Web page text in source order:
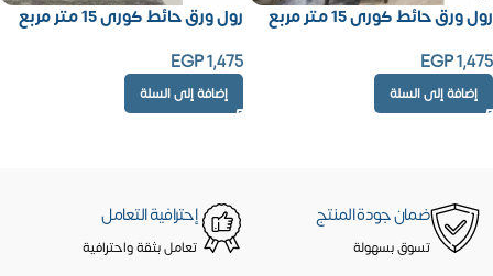
رول ورق حائط كورى 15 متر مربع
EGP1,475
إضافة إلى السلة
رول ورق حائط كورى 15 متر مربع
EGP1,475
إضافة إلى السلة
ضمان جودة المنتج
تسوق بسهولة
إحترافية التعامل
تعامل بثقة واحترافية